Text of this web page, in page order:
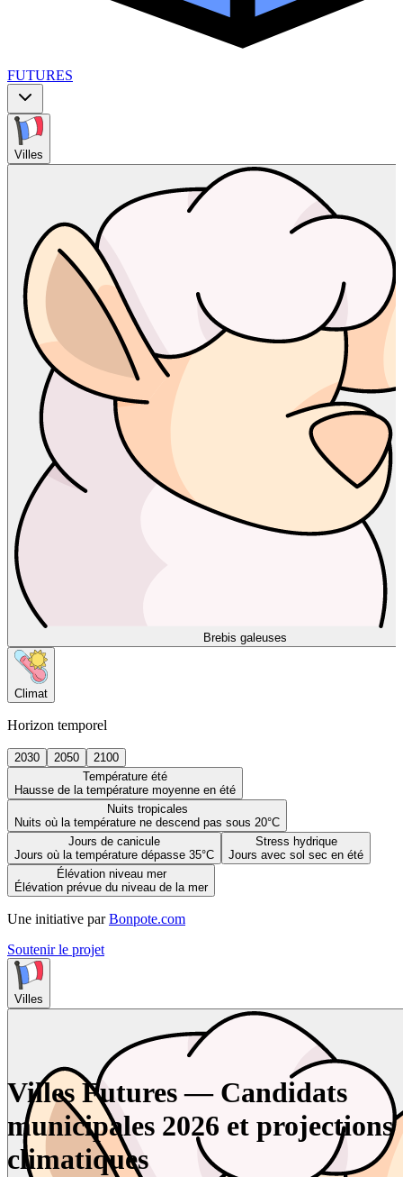
FUTURES
Villes
Brebis galeuses
Climat
Horizon temporel
2030 2050
2100
Température été
Hausse de la température moyenne en été
Nuits tropicales
Nuits où la température ne descend pas sous 20°C
Jours de canicule
Jours où la température dépasse 35°C
Stress hydrique
Jours avec sol sec en été
Élévation niveau mer
Élévation prévue du niveau de la mer
Une initiative par Bonpote.com
Soutenir le projet
Villes
Villes Futures — Candidats
municipales 2026 et projections
climatiques